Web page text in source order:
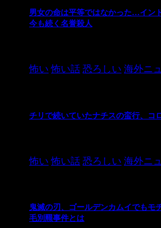
男女の命は平等ではなかった…イン
今も続く名誉殺人
怖い 怖い話 恐ろしい 海外ニ
チリで続いていたナチスの蛮行、コ
怖い 怖い話 恐ろしい 海外ニ
鬼滅の刃、ゴールデンカムイでも
毛別羆事件とは